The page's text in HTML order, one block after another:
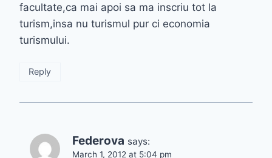
facultate,ca mai apoi sa ma inscriu tot la
turism,insa nu turismul pur ci economia
turismului.
Reply
Federova says:
March 1, 2012 at 5:04 pm